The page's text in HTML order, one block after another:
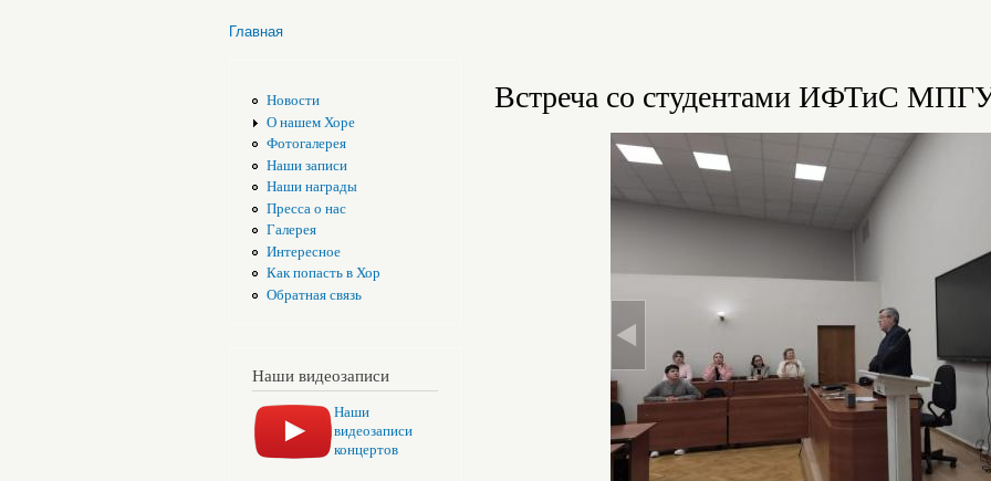
Главная
Новости
О нашем Хоре
Фотогалерея
Наши записи
Наши награды
Пресса о нас
Галерея
Интересное
Как попасть в Хор
Обратная связь
Наши видеозаписи
Наши
видеозаписи
концертов
Встреча со студентами ИФТиС